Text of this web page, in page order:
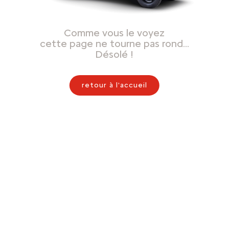
Comme vous le voyez
cette page ne tourne pas rond…
Désolé !
retour à l'accueil